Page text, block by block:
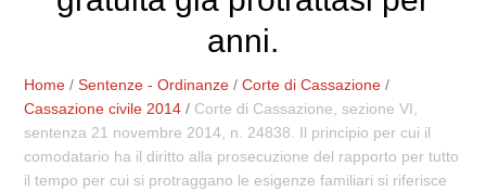
anni.
Home /Sentenze - Ordinanze /Corte di Cassazione /
Cassazione civile 2014 / Corte di Cassazione, sezione VI,
sentenza 21 novembre 2014, n. 24838. Il principio per cui il
comodatario ha il diritto alla prosecuzione del rapporto per tutto
il tempo per cui si protraggano le esigenze familiari si riferisce